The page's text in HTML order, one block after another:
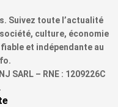
Suivez toute l’actualité
culture, économie
et indépendante au
SARL – RNE : 1209226C